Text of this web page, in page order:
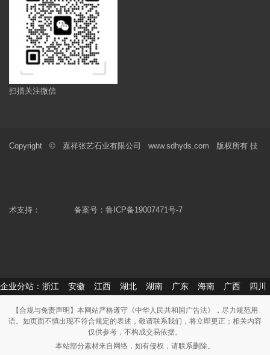
扫描关注微信
Copyright © 嘉祥张艺石业有限公司 www.sdhyds.com 版权所有 技
术支持： 备案号： 鲁ICP备19007471号-7
企业分站： 浙江 安徽 江西 湖北 湖南 广东 海南 广西 四川
【合规与免责声明】本网站严格遵守《中华人民共和国广告法》，尽力规范用
语。如页面不慎出现不符合规定的表述，敬请联系我们，将立即更正；相关内容
仅供参考，不构成交易依据。
本站部分素材来自网络，如有侵权，请联系删除。